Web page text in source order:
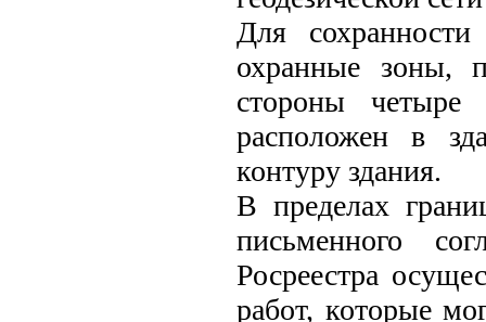
Для сохранности
охранные зоны,
стороны четыре
расположен в
контуру здания.
В пределах
письменного
Росреестра
работ, которые